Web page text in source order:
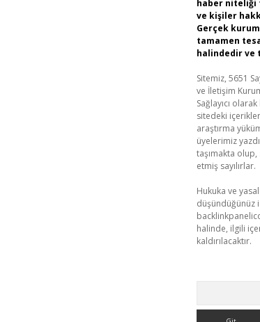
haber niteliği
ve kişiler
Gerçek
tamamen
halindedir ve
Sitemiz, 5651
ve İletişim
Sağlayıcı
sitedeki
araştırma
üyelerimiz
taşımakta
etmiş sayılırlar.
Hukuka ve
düşündüğünüz
halinde, ilgili
kaldırılacaktır.